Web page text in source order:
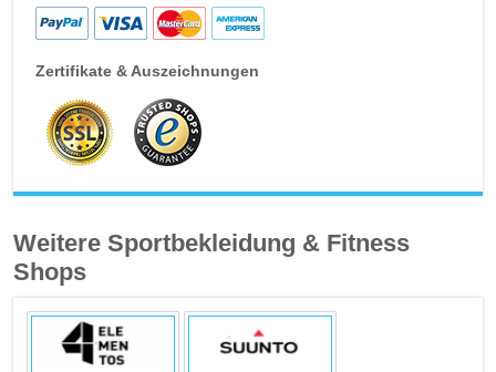
Zertifikate & Auszeichnungen
Weitere Sportbekleidung & Fitness
Shops